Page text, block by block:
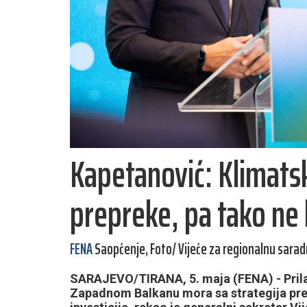
Kapetanović:
prepreke, pa tako
FENASaopćenje, Foto/ Vijeće za regionalnu
SARAJEVO/TIRANA, 5. maja (FENA) -
Zapadnom Balkanu mora sa strategija